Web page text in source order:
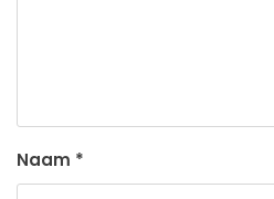
Naam *